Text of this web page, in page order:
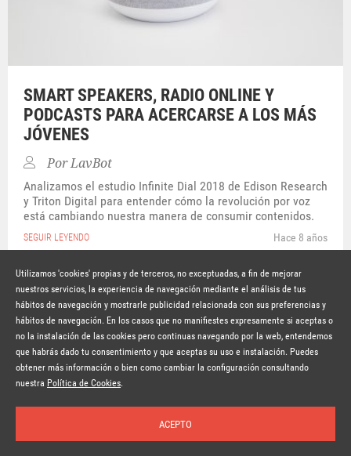
Inicio Temas Autores Nosotros Buscar Suscríbete
SMART SPEAKERS, RADIO ONLINE Y
PODCASTS PARA ACERCARSE A LOS MÁS
JÓVENES
PorLavBot
Analizamos el estudio Infinite Dial 2018 de Edison Research
y Triton Digital para entender cómo la revolución por voz
está cambiando nuestra manera de consumir contenidos.
SEGUIR LEYENDO Hace 8 años
Suscríbete a la newsletter
© Copyright Lavinia 2026 –www.lavinia.tc
Nota Legal
Contacto Política de privacidad
Condiciones de uso
Utilizamos 'cookies' propias y de terceros, no exceptuadas, a fin de mejorar
nuestros servicios, la experiencia de navegación mediante el análisis de tus
hábitos de navegación y mostrarle publicidad relacionada con sus preferencias y
hábitos de navegación. En los casos que no manifiestes expresamente si aceptas o
no la instalación de las cookies pero continuas navegando por la web, entendemos
que habrás dado tu consentimiento y que aceptas su uso e instalación. Puedes
obtener más información o bien como cambiar la configuración consultando
nuestra Política de Cookies.
ACEPTO